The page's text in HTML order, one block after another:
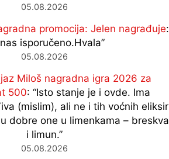
05.08.2026
promocija: Jelen nagrađuje:
isporučeno.Hvala”
05.08.2026
Miloš nagradna igra 2026 za
500: “Isto stanje je i ovde. Ima
(mislim), ali ne i tih voćnih eliksir
dobre one u limenkama – breskva
i limun.”
05.08.2026